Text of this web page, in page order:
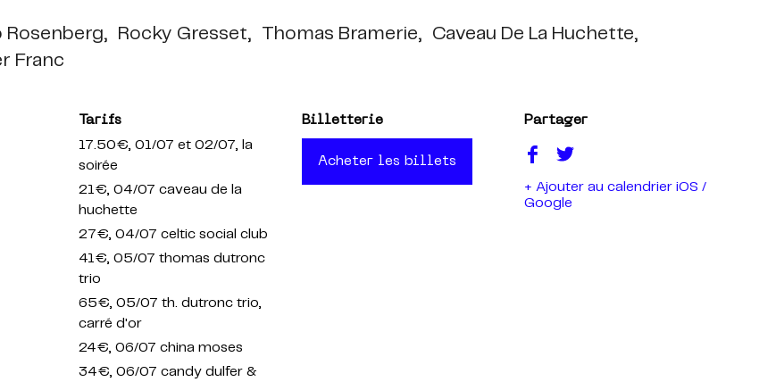
Rosenberg, Rocky Gresset, Thomas Bramerie,
Caveau De La Huchette,
Franc
Tarifs
17.50€, 01/07 et 02/07, la
soirée
21€, 04/07 caveau de la
huchette
27€, 04/07 celtic social club
41€, 05/07 thomas dutronc
trio
65€, 05/07 th. dutronc trio,
carré d'or
24€, 06/07 china moses
34€, 06/07 candy dulfer &
Billetterie
Acheter les billets
Partager
+ Ajouter au calendrier iOS /
Google